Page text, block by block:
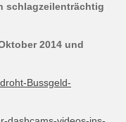
schlagzeilenträchtig
2014 und
Bussgeld-